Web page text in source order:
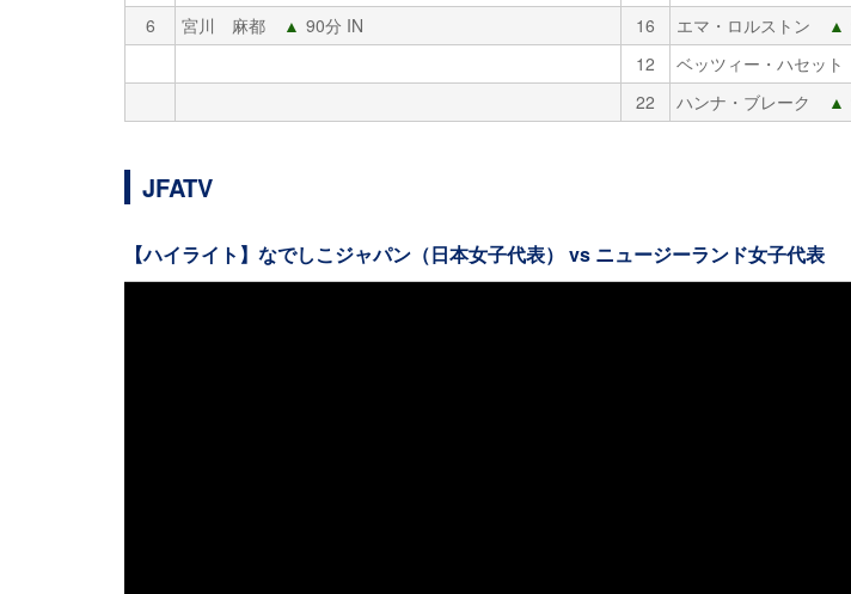
6
宮川 麻都 ▲ 90分 IN 16 エマ・ロルストン ▲
12
ベッツィー・ハセット
22
ハンナ・ブレーク ▲
JFATV
【ハイライト】なでしこジャパン（日本女子代表） vs ニュージーランド女子代表